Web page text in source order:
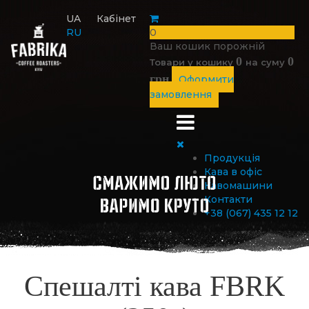
UA
RU
Кабінет
0
Ваш кошик порожній
Товари у кошику 0 на суму 0
грн
Оформити
замовлення
Продукція
Кава в офіс
Кавомашини
Контакти
+38 (067) 435 12 12
Спешалті кава FBRK